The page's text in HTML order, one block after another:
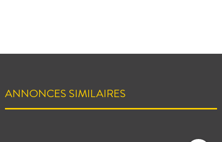
ANNONCES SIMILAIRES